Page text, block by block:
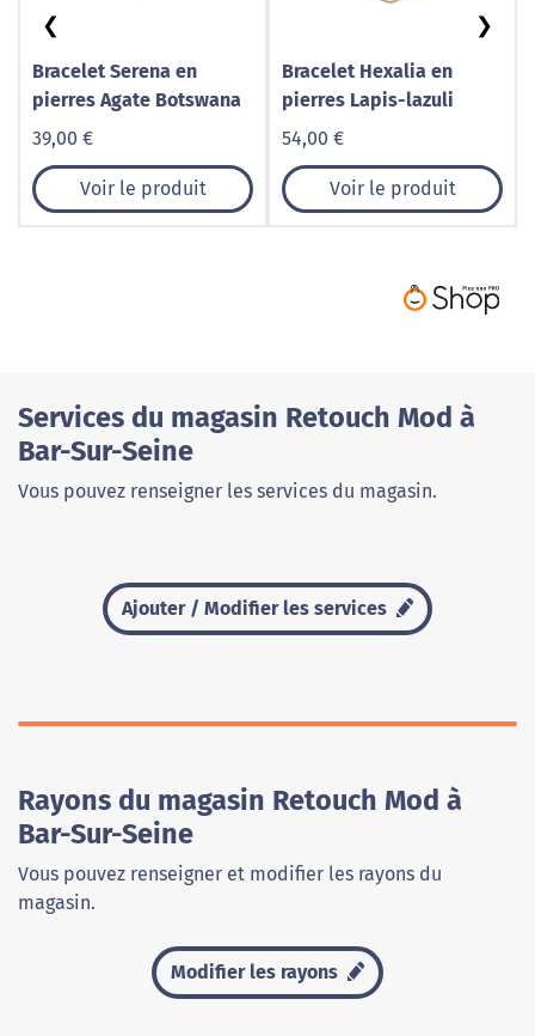
Bracelet Serena en
pierres Agate Botswana
39,00 €
Voir le produit
Bracelet Hexalia en
pierres Lapis-lazuli
54,00 €
Voir le produit
❮ ❯
Services du magasin Retouch Mod à
Bar-Sur-Seine
Vous pouvez renseigner les services du magasin.
Ajouter / Modifier les services
Rayons du magasin Retouch Mod à
Bar-Sur-Seine
Vous pouvez renseigner et modifier les rayons du
magasin.
Modifier les rayons